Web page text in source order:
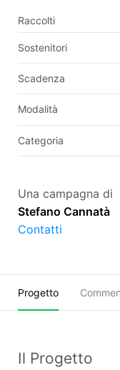
Raccolti
Sostenitori
Scadenza
Modalità
Categoria
Una campagna di
Stefano Cannatà
Contatti
Progetto
Il Progetto